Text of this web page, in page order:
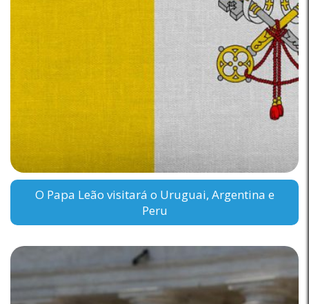
O Papa Leão visitará o Uruguai, Argentina e
Peru